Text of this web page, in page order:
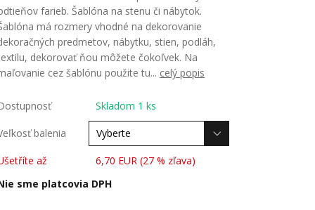
farieb. Šablóna na stenu či nábytok.
má rozmery vhodné na dekorovanie
predmetov, nábytku, stien, podláh,
dekorovať ňou môžete čokoľvek. Na
cez šablónu použite tu... celý popis
Skladom 1 ks
balenia
až 6,70 EUR (27 % zľava)
sme platcovia DPH